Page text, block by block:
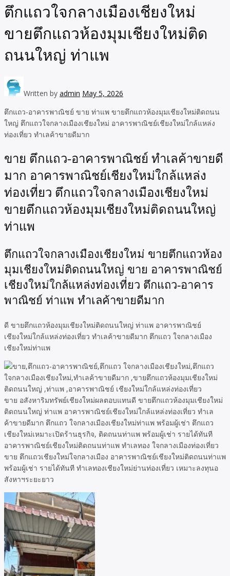
ตึกแถวใจกลางเมืองเชียงใหม่
ขายตึกแถวห้องมุมเชียงใหม่ติด
ถนนใหญ่ ท่าแพ
Written by admin May 5, 2026
ตึกแถว-อาคารพาณิชย์ ขาย ท่าแพ ขายตึกแถวห้องมุมเชียงใหม่ติดถนน
ใหญ่ ตึกแถวใจกลางเมืองเชียงใหม่ อาคารพาณิชย์เชียงใหม่ใกล้แหล่ง
ท่องเที่ยว ทำเลค้าขายดีมาก
ขาย ตึกแถว-อาคารพาณิชย์ ทำเลค้าขายดี
มาก อาคารพาณิชย์เชียงใหม่ใกล้แหล่ง
ท่องเที่ยว ตึกแถวใจกลางเมืองเชียงใหม่
ขายตึกแถวห้องมุมเชียงใหม่ติดถนนใหญ่
ท่าแพ
ตึกแถวใจกลางเมืองเชียงใหม่ ขายตึกแถวห้อง
มุมเชียงใหม่ติดถนนใหญ่ ขาย อาคารพาณิชย์
เชียงใหม่ใกล้แหล่งท่องเที่ยว ตึกแถว-อาคาร
พาณิชย์ ท่าแพ ทำเลค้าขายดีมาก
ดี ขายตึกแถวห้องมุมเชียงใหม่ติดถนนใหญ่ ท่าแพ อาคารพาณิชย์
เชียงใหม่ใกล้แหล่งท่องเที่ยว ทำเลค้าขายดีมาก ตึกแถว ใจกลางเมือง
เชียงใหม่ท่าแพ
ขาย อสังหาริมทรัพย์เชียงใหม่ผลตอบแทนดี ขายตึกแถวห้องมุมเชียงใหม่
ติดถนนใหญ่ ท่าแพ อาคารพาณิชย์เชียงใหม่ใกล้แหล่งท่องเที่ยว ทำเล
ค้าขายดีมาก ตึกแถว ใจกลางเมืองเชียงใหม่ท่าแพ พร้อมผู้เช่า ตึกแถว
เชียงใหม่เหมาะเปิดร้านธุรกิจ, ติดถนนท่าแพ พร้อมผู้เช่า รายได้ทันที
อาคารพาณิชย์เชียงใหม่ติดถนนท่าแพ ทำเลทอง ใจกลางเมืองท่องเที่ยว
ขาย ตึกแถวเชียงใหม่ใจกลางเมือง อาคารพาณิชย์เชียงใหม่ติดถนนท่าแพ
พร้อมผู้เช่า รายได้ทันที ทำเลทองเชียงใหม่ย่านท่องเที่ยว เหมาะลงทุนอ
สังหาฯระยะยาว